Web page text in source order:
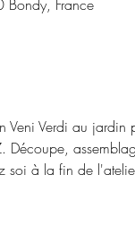
France
Veni Verdi au
soi à la fin de